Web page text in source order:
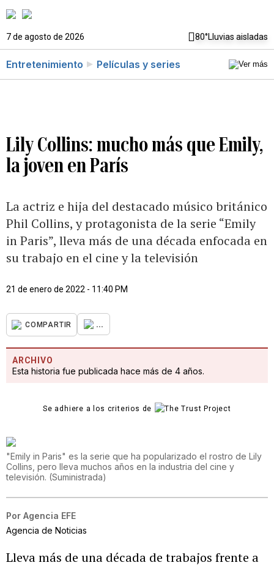
7 de agosto de 2026 80°Lluvias aisladas
Entretenimiento Películas y series
Lily Collins: mucho más que Emily,
la joven en París
La actriz e hija del destacado músico británico
Phil Collins, y protagonista de la serie “Emily
in Paris”, lleva más de una década enfocada en
su trabajo en el cine y la televisión
21 de enero de 2022 - 11:40 PM
COMPARTIR ...
ARCHIVO
Esta historia fue publicada hace más de 4 años.
Se adhiere a los criterios de
"Emily in Paris" es la serie que ha popularizado el rostro de Lily
Collins, pero lleva muchos años en la industria del cine y
televisión. (Suministrada)
Por Agencia EFE
Agencia de Noticias
Lleva más de una década de trabajos frente a